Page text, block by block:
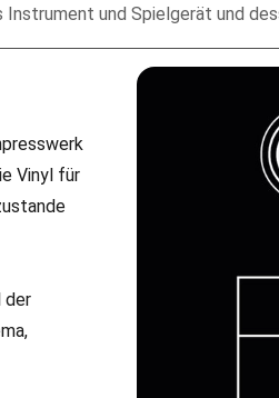
Instrument und Spielgerät und
Vinyl für
der